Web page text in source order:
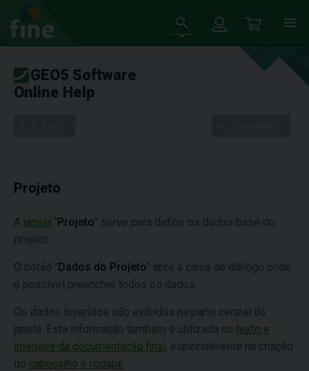
GEO5 Software
Online Help
Projeto
A janela "Projeto" serve para definir os dados base do
projeto.
O botão "Dados do Projeto" abre a caixa de diálogo onde
é possível preencher todos os dados.
Os dados inseridos são exibidos na parte central da
janela. Esta informação também é utilizada no texto e
imagens da documentação final, especialmente na criação
do cabeçalho e rodapé